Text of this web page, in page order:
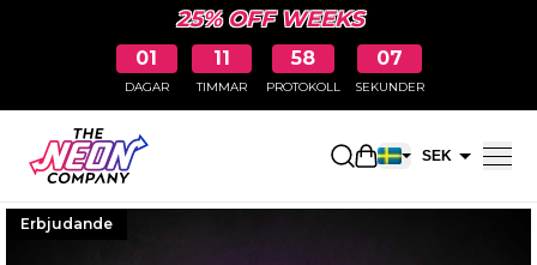
25% OFF WEEKS
01
DAGAR
11
TIMMAR
58
PROTOKOLL
06
SEKUNDER
ÖppnaSEK
Erbjudande